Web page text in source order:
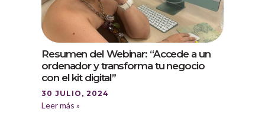
Resumen del Webinar: “Accede a un
ordenador y transforma tu negocio
con el kit digital”
30 JULIO, 2024
Leer más »